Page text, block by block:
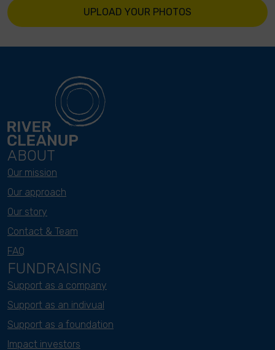
UPLOAD YOUR PHOTOS
ABOUT
Our mission
Our approach
Our story
Contact & Team
FAQ
FUNDRAISING
Support as a company
Support as an indivual
Support as a foundation
Impact investors